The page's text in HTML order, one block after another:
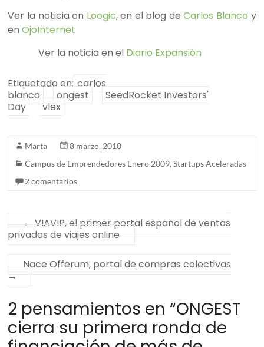
Ver la noticia en Loogic, en el blog deCarlos Blanco y
enOjoInternet
Ver la noticia en el Diario Expansión
Etiquetado en: carlos
blanco
ongest
SeedRocket Investors'
Day
vlex
Marta
8 marzo, 2010
Campus de Emprendedores Enero 2009,Startups Aceleradas
2 comentarios
←
VIAVIP, el primer portal español de ventas
privadas de viajes online
Nace Offerum, portal de compras colectivas
→
2 pensamientos en “ONGEST
cierra su primera ronda de